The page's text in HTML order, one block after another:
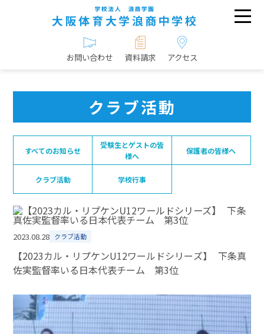
お問い合わせ 資料請求 アクセス
クラブ活動
すべてのお知らせ
受験生とゲストの皆
様へ
保護者の皆様へ
クラブ活動 学校行事
2023.08.28 クラブ活動
【2023カル・リプケンU12ワールドシリーズ】 下条真
佐実監督率いる日本代表チーム 第3位